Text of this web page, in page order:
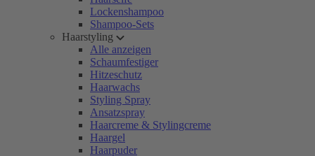
Lockenshampoo
Shampoo-Sets
Haarstyling
Alle anzeigen
Schaumfestiger
Hitzeschutz
Haarwachs
Styling Spray
Ansatzspray
Haarcreme & Stylingcreme
Haargel
Haarpuder